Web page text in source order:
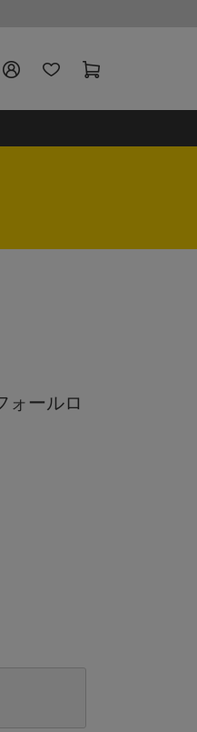
ォールロ